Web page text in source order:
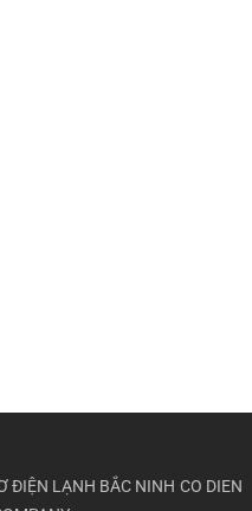
ĐIỆN LẠNH BẮC NINH CO DIEN